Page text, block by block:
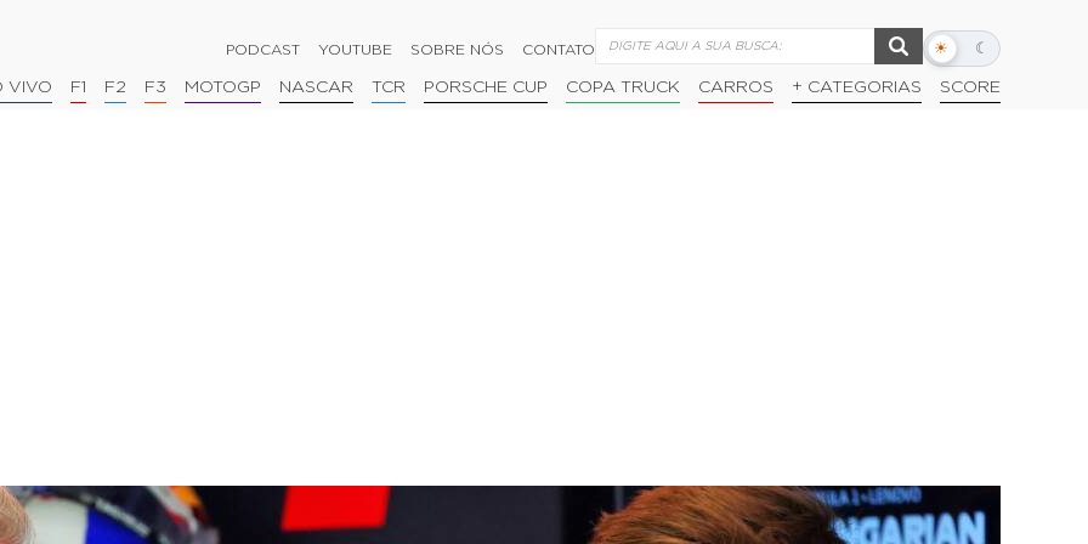
PODCAST YOUTUBE SOBRE NÓS CONTATO ☀ ☾
Alternar
escuro
VIVO F1 F2 F3 MOTOGP NASCAR TCR PORSCHE CUP COPA TRUCK CARROS + CATEGORIAS SCORE